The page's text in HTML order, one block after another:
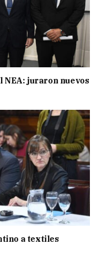
juraron nuevos
a textiles